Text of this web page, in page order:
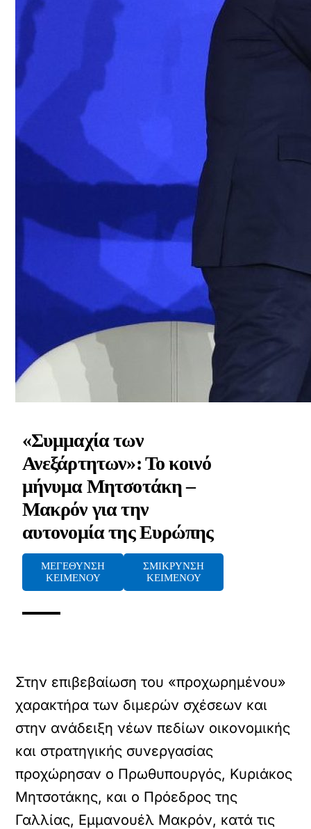
«Συμμαχία των
Ανεξάρτητων»: Το κοινό
μήνυμα Μητσοτάκη –
Μακρόν για την
αυτονομία της Ευρώπης
ΜΕΓΕΘΥΝΣΗ
ΚΕΙΜΕΝΟΥ
ΣΜΙΚΡΥΝΣΗ
ΚΕΙΜΕΝΟΥ
Στην επιβεβαίωση του «προχωρημένου»
χαρακτήρα των διμερών σχέσεων και
στην ανάδειξη νέων πεδίων οικονομικής
και στρατηγικής συνεργασίας
προχώρησαν ο Πρωθυπουργός, Κυριάκος
Μητσοτάκης, και ο Πρόεδρος της
Γαλλίας, Εμμανουέλ Μακρόν, κατά τις